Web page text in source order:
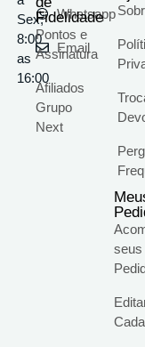
Sex;
8:00
as
16:00
Whatsapp
Email
Fidelidade
Pontos e
Assinatura
Afiliados
Grupo
Next
seus